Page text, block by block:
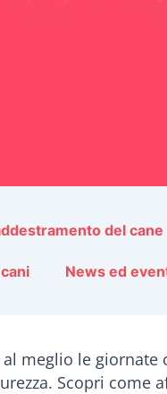
del cane
News ed
meglio le
Scopri